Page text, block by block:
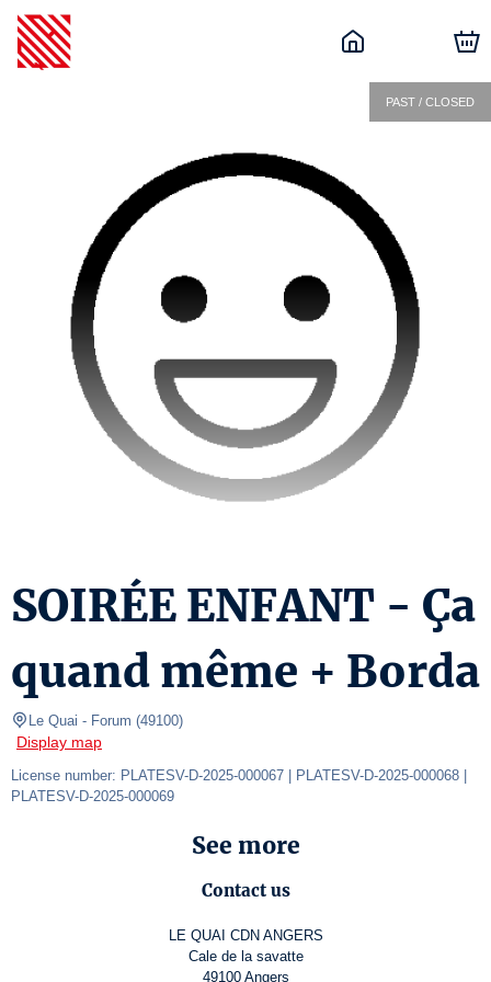
PAST / CLOSED
SOIRÉE ENFANT - Ça
quand même + Borda
Le Quai - Forum (49100)
Display map
License number: PLATESV-D-2025-000067 | PLATESV-D-2025-000068 |
PLATESV-D-2025-000069
See more
Contact us
LE QUAI CDN ANGERS
Cale de la savatte
49100 Angers